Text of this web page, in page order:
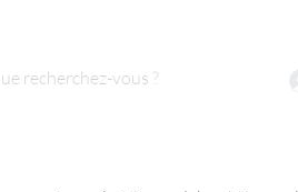
nous ?